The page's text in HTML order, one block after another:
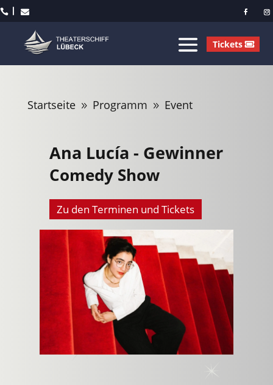
 
Tickets
Startseite 9 Programm 9 Event
Ana Lucía - Gewinner
Comedy Show
Zu den Terminen und Tickets